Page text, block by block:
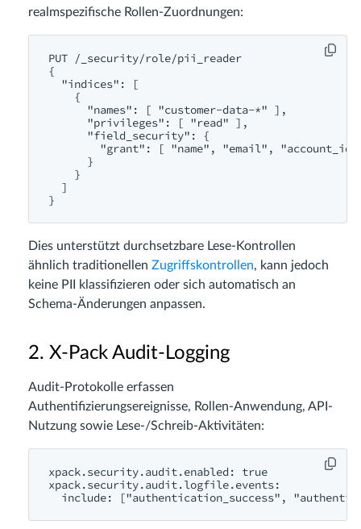
realmspezifische Rollen-Zuordnungen:
PUT /_security/role/pii_reader
{
  "indices": [
    {
      "names": [ "customer-data-*" ],
      "privileges": [ "read" ],
      "field_security": {
"grant": [ "name", "email", "account_id"
      }
    }
  ]
Dies unterstützt durchsetzbare Lese-Kontrollen
ähnlich traditionellen Zugriffskontrollen, kann jedoch
keine PII klassifizieren oder sich automatisch an
Schema-Änderungen anpassen.
2. X-Pack Audit-Logging
Audit-Protokolle erfassen
Authentifizierungsereignisse, Rollen-Anwendung, API-
Nutzung sowie Lese-/Schreib-Aktivitäten:
xpack.security.audit.enabled: true
xpack.security.audit.logfile.events: